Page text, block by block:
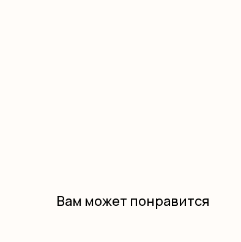
Вам может понравится